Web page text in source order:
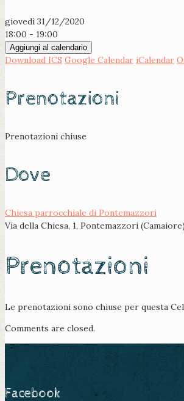
giovedì 31/12/2020
18:00 - 19:00
Aggiungi al calendario
Download ICS Google Calendar iCalendar
Prenotazioni
Prenotazioni chiuse
Dove
Chiesa parrocchiale di Pontemazzori
Via della Chiesa, 1, Pontemazzori
Prenotazioni
Le prenotazioni sono chiuse per questa
Comments are closed.
Facebook